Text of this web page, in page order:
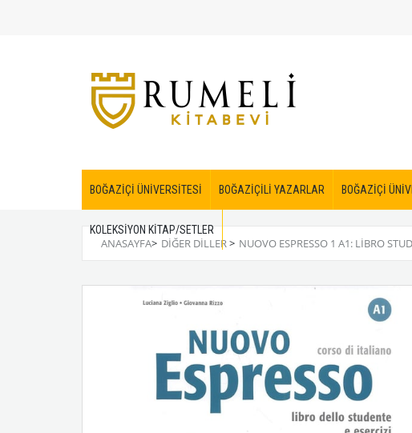
BOĞAZİÇİ ÜNİVERSİTESİ BOĞAZİÇİLİ YAZARLAR BOĞAZİÇİ
KOLEKSİYON KİTAP/SETLER
ANASAYFA> DİĞER DİLLER> NUOVO ESPRESSO 1 A1: LIBRO